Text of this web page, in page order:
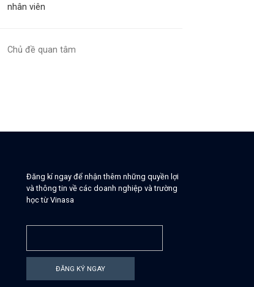
nhân viên
Chủ đề quan tâm
Đăng kí ngay để nhận thêm những quyền lợi
và thông tin về các doanh nghiệp và trường
học từ Vinasa
ĐĂNG KÝ NGAY